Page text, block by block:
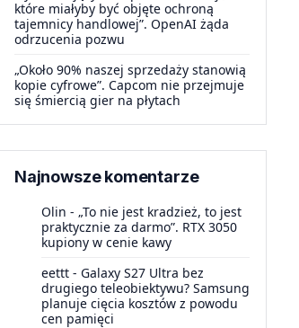
które miałyby być objęte ochroną
tajemnicy handlowej”. OpenAI żąda
odrzucenia pozwu
„Około 90% naszej sprzedaży stanowią
kopie cyfrowe”. Capcom nie przejmuje
się śmiercią gier na płytach
Najnowsze komentarze
Olin - „To nie jest kradzież, to jest
praktycznie za darmo”. RTX 3050
kupiony w cenie kawy
eettt - Galaxy S27 Ultra bez
drugiego teleobiektywu? Samsung
planuje cięcia kosztów z powodu
cen pamięci